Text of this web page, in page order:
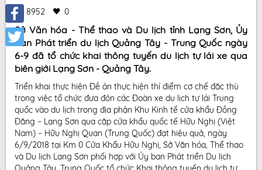
Facebook
Twitter
8952 0
Sở Văn hóa - Thể thao và Du lịch tỉnh Lạng Sơn, Ủy
ban Phát triển du lịch Quảng Tây - Trung Quốc ngày
6-9 đã tổ chức khai thông tuyến du lịch tự lái xe qua
biên giới Lạng Sơn - Quảng Tây.
Triển khai thực hiện Đề án thực hiện thí điểm cơ chế đặc thù
trong việc tổ chức đưa đón các Đoàn xe du lịch tự lái Trung
quốc vào du lịch trong địa phận Khu Kinh tế cửa khẩu Đồng
Đăng – Lạng Sơn qua cặp cửa khẩu quốc tế Hữu Nghị (Việt
Nam) – Hữu Nghị Quan (Trung Quốc) đạt hiệu quả, ngày
6/9/2018 tại Km 0 Cửa Khẩu Hữu Nghị, Sở Văn hóa, Thể thao
và Du lịch Lạng Sơn phối hợp với Ủy ban Phát triển Du lịch